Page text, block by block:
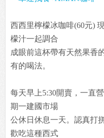
西西里檸檬冰咖啡(60元)
檬汁一起調合
成眼前這杯帶有天然果香
有的喝法。
每天早上5:30開賣，一直
期一建國市場
公休日休息一天。認真打
歡吃這種西式